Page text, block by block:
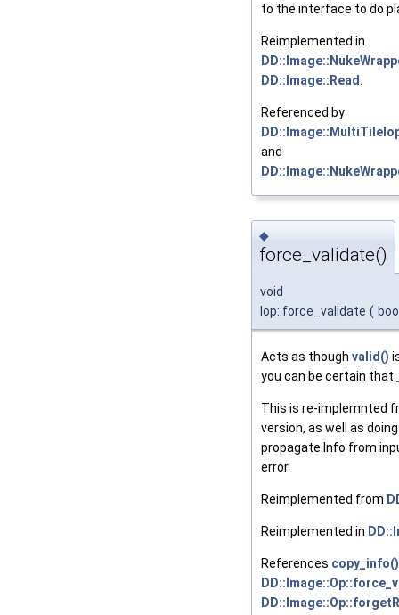
to the interface to do
Reimplemented in
DD::Image::Read
Referenced by
and
◆
force_validate()
void
Iop::force_validate (
Acts as though valid()
you can be certain that
This is re-implemnted
version, as well as
propagate Info from
error.
Reimplemented from
Reimplemented in
References copy_info()